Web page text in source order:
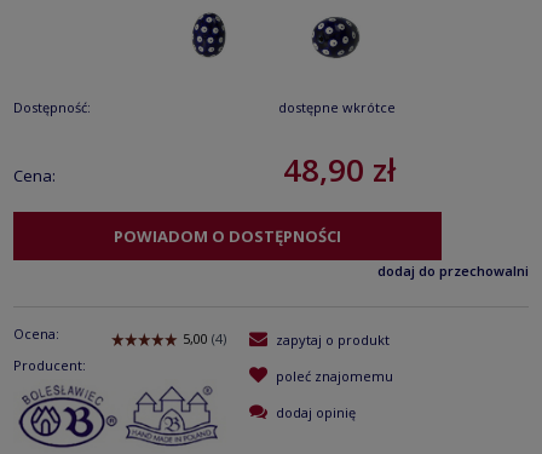
Dostępność: dostępne wkrótce
Cena: 48,90 zł
POWIADOM O DOSTĘPNOŚCI
dodaj do przechowalni
Ocena:
Producent:
zapytaj o produkt
poleć znajomemu
dodaj opinię